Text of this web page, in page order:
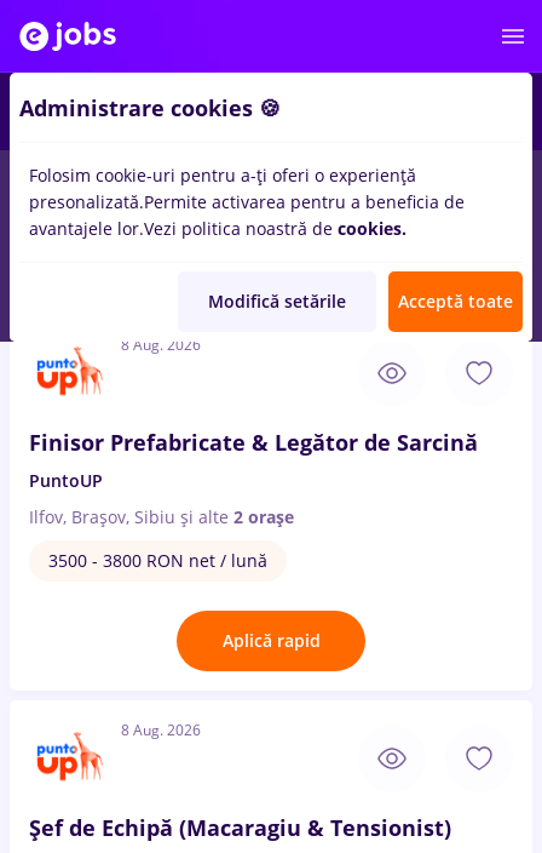
Full time Part time Fără experiență Entry-Level
8 Aug. 2026
Finisor Prefabricate & Legător de Sarcină
PuntoUP
Ilfov, Brașov, Sibiu și alte 2 orașe
3500 - 3800 RON net / lună
Aplică rapid
8 Aug. 2026
Șef de Echipă (Macaragiu & Tensionist)
Administrare cookies 🍪
Folosim cookie-uri pentru a-ți oferi o experiență
presonalizată.Permite activarea pentru a beneficia de
avantajele lor.Vezi politica noastră de cookies.
Modifică setările Acceptă toate